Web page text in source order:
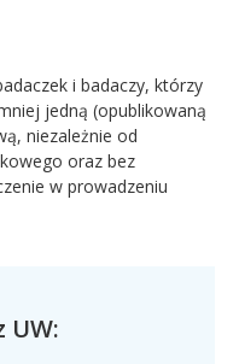
i badaczy, którzy
jedną (opublikowaną
niezależnie od
oraz bez
w prowadzeniu
UW: